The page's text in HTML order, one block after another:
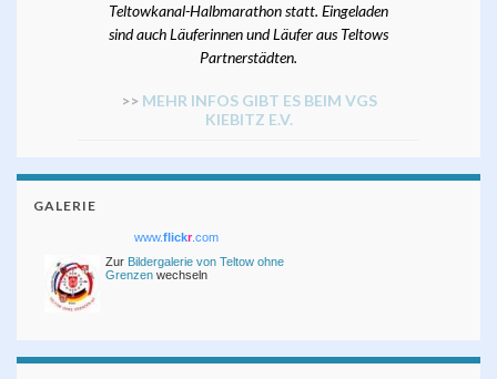
Teltowkanal-Halbmarathon statt. Eingeladen
sind auch Läuferinnen und Läufer aus Teltows
Partnerstädten.
>> MEHR INFOS GIBT ES BEIM VGS
KIEBITZ E.V.
GALERIE
www.flickr.com
Zur Bildergalerie von Teltow ohne
Grenzen wechseln